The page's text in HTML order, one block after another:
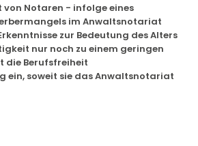
Notaren - infolge eines
im Anwaltsnotariat
zur Bedeutung des Alters
nur noch zu einem geringen
die Berufsfreiheit
ein, soweit sie das Anwaltsnotariat